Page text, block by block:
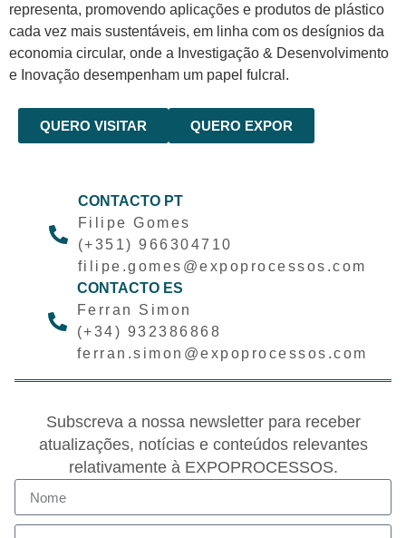
representa, promovendo aplicações e produtos de plástico
cada vez mais sustentáveis, em linha com os desígnios da
economia circular, onde a Investigação & Desenvolvimento
e Inovação desempenham um papel fulcral.
QUERO VISITAR QUERO EXPOR
CONTACTO PT
Filipe Gomes
(+351) 966304710
filipe.gomes@expoprocessos.com
CONTACTO ES
Ferran Simon
(+34) 932386868
ferran.simon@expoprocessos.com
Subscreva a nossa newsletter para receber
atualizações, notícias e conteúdos relevantes
relativamente à EXPOPROCESSOS.